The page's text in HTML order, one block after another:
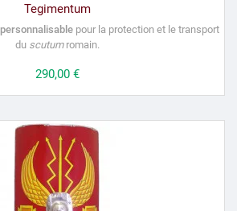
Tegimentum
personnalisablepour la protection et le transport
du scutumromain.
Prix
290,00 €